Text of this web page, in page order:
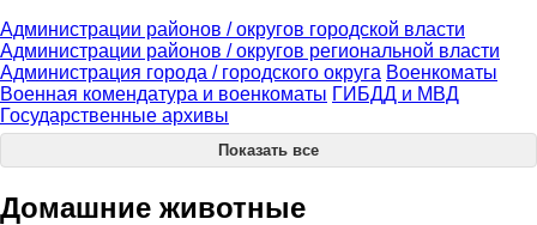
Администрации районов / округов городской власти
Администрации районов / округов региональной власти
Администрация города / городского округа Военкоматы
Военная комендатура и военкоматы ГИБДД и МВД
Государственные архивы
Показать все
Домашние животные